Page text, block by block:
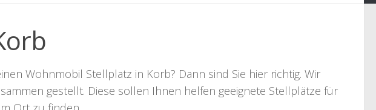
Wohnmobil Stellplatz in Korb? Dann sind Sie hier richtig. Wir
gestellt. Diese sollen Ihnen helfen geeignete Stellplätze für